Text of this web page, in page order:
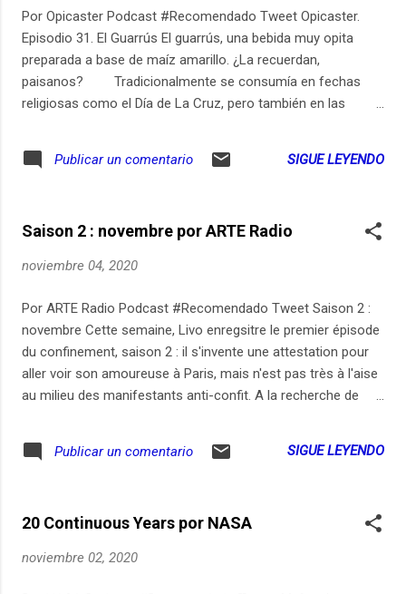
de que funcionarios públicos denuncien actos de
corrupción. Produce: Sara Trejos Análisis: Santiago Rivas,
Carlos Cortés, María Paula Martinez. Pre y postproducción:
Rodrigo Rodriguez (Loro Podcast) Gracias a todo...
Por Opicaster Podcast #Recomendado Tweet Opicaster.
Episodio 31. El Guarrús El guarrús, una bebida muy opita
preparada a base de maíz amarillo. ¿La recuerdan,
paisanos? ⠀ ⠀ Tradicionalmente se consumía en fechas
religiosas como el Día de La Cruz, pero también en las
huilenses y un opita por adopción, nos cuentan cómo lo
preparan y de dónde viene esta tradición. ⠀ #BuenPrimor
usted mismo aparecieran en un capítulo de opicaster?
conoce muchas historias de la tradición y la cultura, y al que
se le da bien contarlas. . ¡Escríbanos a opicaster@gmail.com
y sea nuestro ‘Opicastero’ invitado! díganos qué quiere
contar y un Zumbambico de Opicaster segurito que le
responde para cuadrar la historia. ⠀
Publicar un comentario SIGUE LEYENDO
Saison 2 : novembre por ARTE Radio
noviembre 04, 2020
Por ARTE Radio Podcast #Recomendado Tweet Saison 2 :
novembre Cette semaine, Livo enregsitre le premier épisode
du confinement, saison 2 : il s'invente une attestation pour
aller voir son amoureuse à Paris, mais n'est pas très à l'aise
au milieu des manifestants anti-confit. A la recherche de
minute de silence des écoliers masqués et interloqués, et se
Chaque mercredi, Dépêche découpe l'actu avec un micro.
SoundCloud ou Deezer. Enregistrements : 31 octobre, 1, 2, 3
Publicar un comentario SIGUE LEYENDO
20 Continuous Years por NASA
noviembre 02, 2020